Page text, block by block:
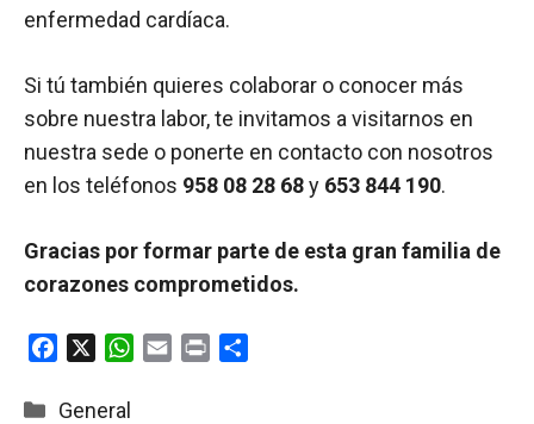
enfermedad cardíaca.
Si tú también quieres colaborar o conocer más
sobre nuestra labor, te invitamos a visitarnos en
nuestra sede o ponerte en contacto con nosotros
en los teléfonos 958 08 28 68y 653 844 190.
Gracias por formar parte de esta gran familia de
corazones comprometidos.
c
W
Categorías
General